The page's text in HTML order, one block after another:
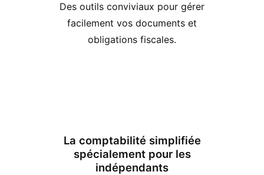
Des outils conviviaux pour gérer
facilement vos documents et
obligations fiscales.
La comptabilité simplifiée
spécialement pour les
indépendants